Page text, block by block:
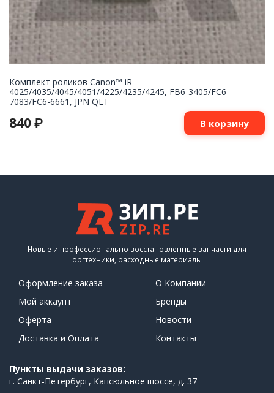
Комплект роликов Canon™ iR
4025/4035/4045/4051/4225/4235/4245, FB6-3405/FC6-
7083/FC6-6661, JPN QLT
840 ₽ В корзину
Новые и профессионально восстановленные запчасти для
оргтехники, расходные материалы
Оформление заказа
Мой аккаунт
Оферта
Доставка и Оплата
О Компании
Бренды
Новости
Контакты
Пункты выдачи заказов:
г. Санкт-Петербург, Капсюльное шоссе, д. 37